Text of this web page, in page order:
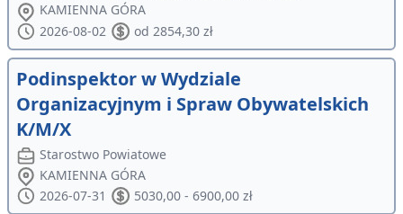
KAMIENNA GÓRA
2026-08-02
od 2854,30 zł
Podinspektor w Wydziale
Organizacyjnym i Spraw Obywatelskich
K/M/X
Starostwo Powiatowe
KAMIENNA GÓRA
2026-07-31
5030,00 - 6900,00 zł